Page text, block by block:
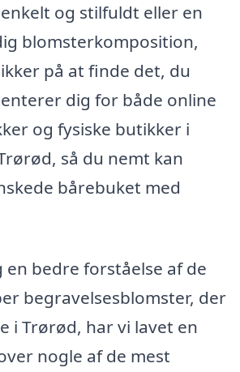
og stilfuldt eller en
blomsterkomposition,
på at finde det, du
dig for både online
og fysiske butikker i
så du nemt kan
bårebuket med
en bedre forståelse af de
begravelsesblomster, der
i Trørød, har vi lavet en
nogle af de mest